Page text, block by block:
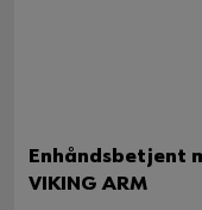
Enhåndsbetjent
VIKING ARM